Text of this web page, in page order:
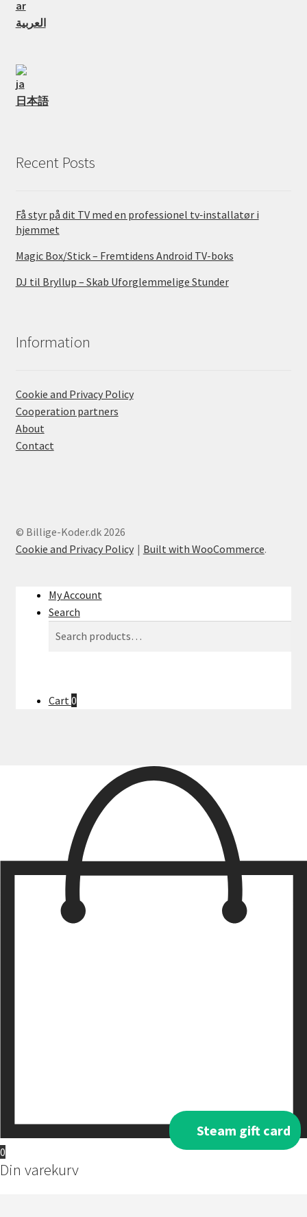
Steam gift card
العربية
日本語
Recent Posts
Få styr på dit TV med en professionel tv‑installatør i
hjemmet
Magic Box/Stick – Fremtidens Android TV-boks
DJ til Bryllup – Skab Uforglemmelige Stunder
Information
Cookie and Privacy Policy
Cooperation partners
About
Contact
© Billige-Koder.dk 2026
Cookie and Privacy Policy
Built with WooCommerce.
My Account
Search
Cart0
0
Din varekurv